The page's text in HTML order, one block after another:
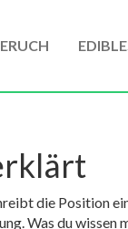
die Position
Was du wissen